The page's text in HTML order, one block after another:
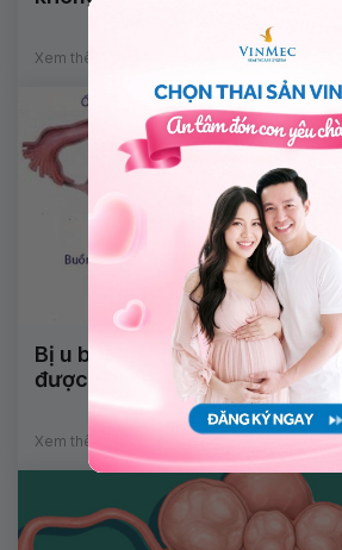
Xem thêm
Bị u buồng trứng khi đang
được chữa trị như thế nào?
Xem thêm